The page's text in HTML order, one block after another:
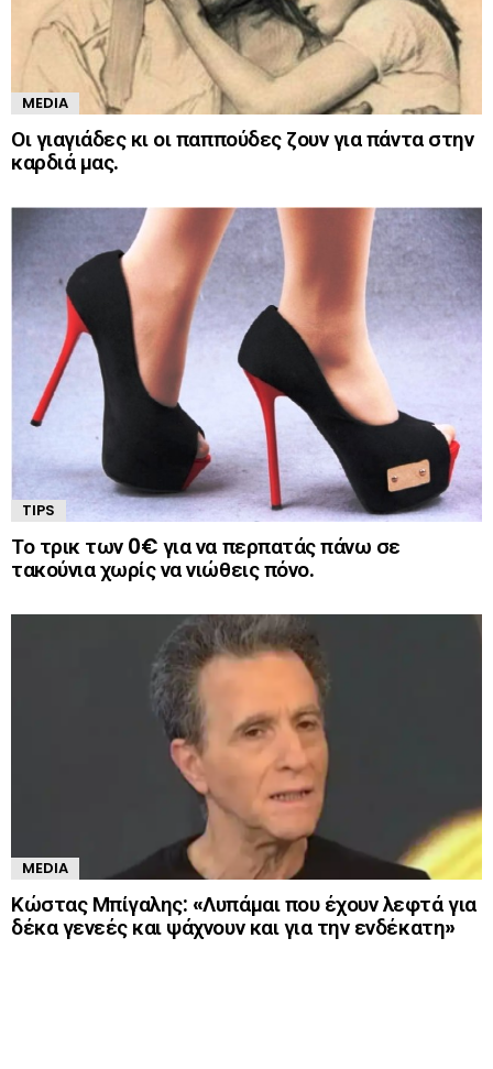
MEDIA
Οι γιαγιάδες κι οι παππούδες ζουν για πάντα στην
καρδιά μας.
TIPS
Το τρικ των 0€ για να περπατάς πάνω σε
τακούνια χωρίς να νιώθεις πόνο.
MEDIA
Κώστας Μπίγαλης: «Λυπάμαι που έχουν λεφτά για
δέκα γενεές και ψάχνουν και για την ενδέκατη»